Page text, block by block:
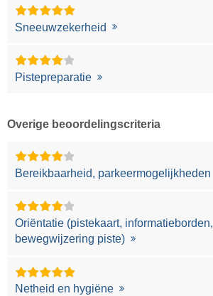
Sneeuwzekerheid
Pistepreparatie
Overige beoordelingscriteria
Bereikbaarheid, parkeermogelijkheden
Oriëntatie (pistekaart, informatieborden,
bewegwijzering piste)
Netheid en hygiëne